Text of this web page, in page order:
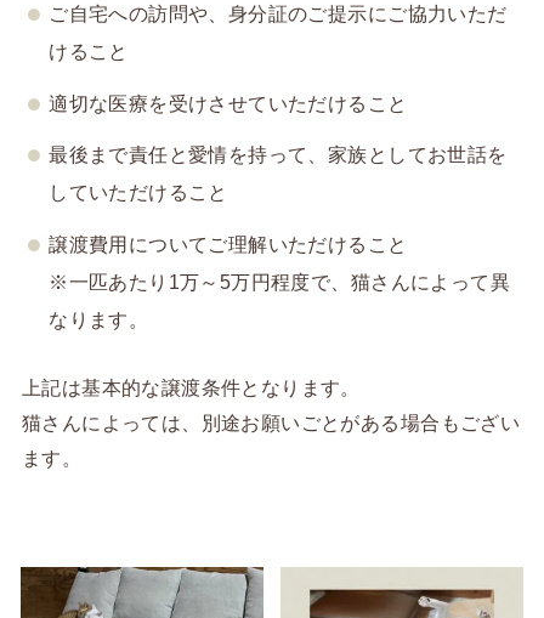
ご自宅への訪問や、身分証のご提示にご協力いただ
けること
適切な医療を受けさせていただけること
最後まで責任と愛情を持って、家族としてお世話を
していただけること
譲渡費用についてご理解いただけること
※一匹あたり1万～5万円程度で、猫さんによって異
なります。
上記は基本的な譲渡条件となります。
猫さんによっては、別途お願いごとがある場合もござい
ます。